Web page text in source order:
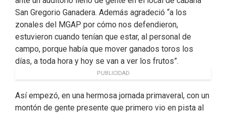
San Gregorio Ganadera. Además agradeció “a los
zonales del MGAP por cómo nos defendieron,
estuvieron cuando tenían que estar, al personal de
campo, porque había que mover ganados toros los
días, a toda hora y hoy se van a ver los frutos”.
PUBLICIDAD
Así empezó, en una hermosa jornada primaveral, con un
montón de gente presente que primero vio en pista al